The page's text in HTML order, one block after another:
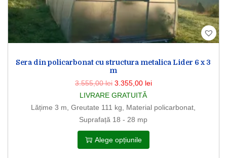
Sera din policarbonat cu structura metalica Lider 6 x 3
m
3.555,00lei 3.355,00 lei
LIVRARE GRATUITĂ
Lățime 3 m, Greutate 111 kg, Material policarbonat,
Suprafață 18 - 28 mp
Alege opțiunile